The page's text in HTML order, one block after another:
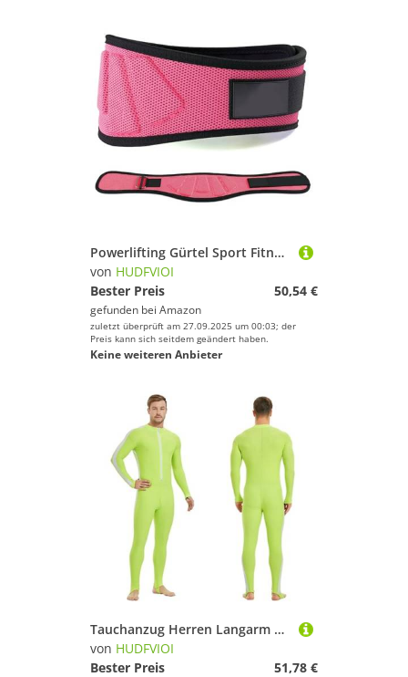
Powerlifting Gürtel Sport Fitness Gewichtheben Taille Gürtel Gym Workout Lendenwirbelstütze Powerlifting Krafttraining Kniebeugen Gewichtheben(Rose Red,XXL)
von HUDFVIOI
Bester Preis
50,54 €
gefunden bei Amazon
zuletzt überprüft am 27.09.2025 um 00:03; der
Preis kann sich seitdem geändert haben.
Keine weiteren Anbieter
Tauchanzug Herren Langarm Sonnenschutz Wasserdicht Surf Tauchanzug Einteiliger Schnelltrocknender Strand Rash Guard Badebekleidung(Green,M)
von HUDFVIOI
Bester Preis
51,78 €